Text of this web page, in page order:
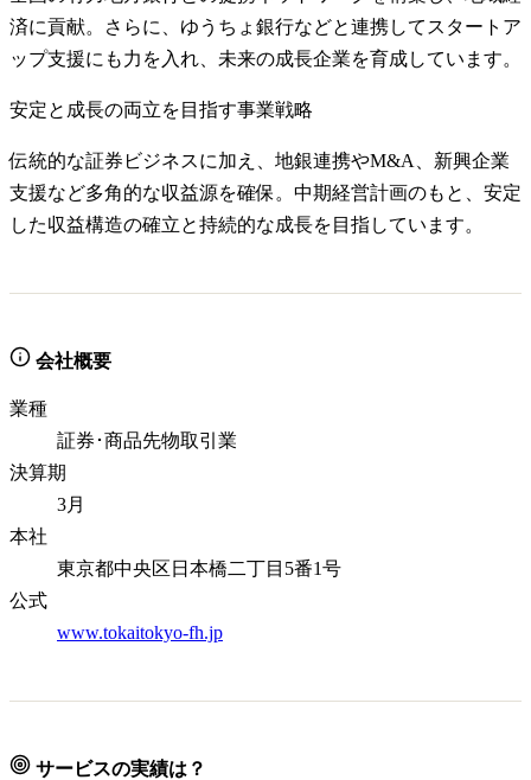
済に貢献。さらに、ゆうちょ銀行などと連携してスタートア
ップ支援にも力を入れ、未来の成長企業を育成しています。
安定と成長の両立を目指す事業戦略
伝統的な証券ビジネスに加え、地銀連携やM&A、新興企業
支援など多角的な収益源を確保。中期経営計画のもと、安定
した収益構造の確立と持続的な成長を目指しています。
会社概要
業種
証券･商品先物取引業
決算期
3月
本社
東京都中央区日本橋二丁目5番1号
公式
www.tokaitokyo-fh.jp
サービスの実績は？